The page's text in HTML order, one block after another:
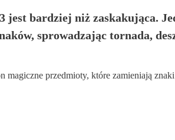
bardziej niż zaskakująca.
sprowadzając tornada,
magiczne przedmioty, które zamieniają